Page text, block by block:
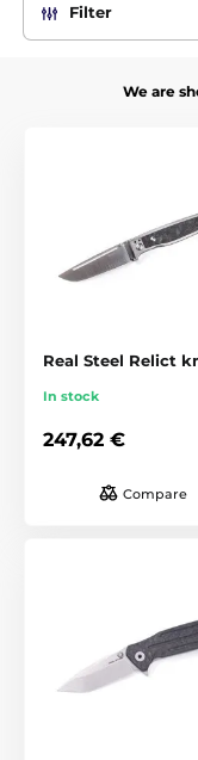
Filter
We are
Real Steel Relict
In stock
247,62 €
Compare